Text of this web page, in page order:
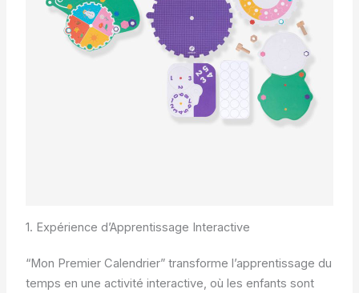
1. Expérience d’Apprentissage Interactive
“Mon Premier Calendrier” transforme l’apprentissage du
temps en une activité interactive, où les enfants sont